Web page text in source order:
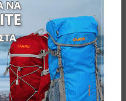
SEAFLO ΣΧΑΡΕΣ ΟΡΟΦΗΣ
ΑΥΤΟΚΙΝΗΤΟΥ ΜΕΤΑΦΟΡΑΣ
KAYAK- ΖΕΥΓΟΣ
77-34917